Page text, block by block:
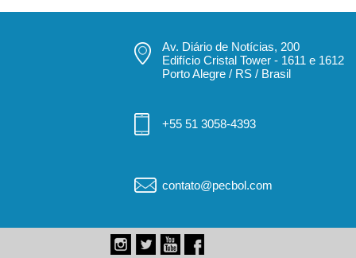
Av. Diário de Notícias, 200
Edifício Cristal Tower - 1611 e 1612
Porto Alegre / RS / Brasil
+55 51 3058-4393
contato@pecbol.com